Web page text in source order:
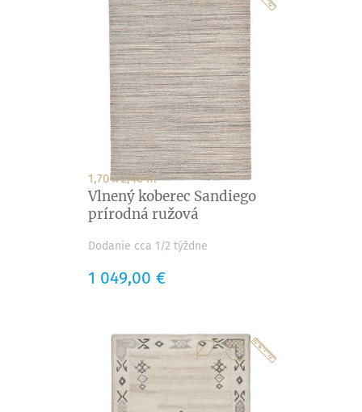
1,70 x 2,40 m
Vlnený koberec Sandiego
prírodná ružová
Dodanie cca 1/2 týždne
Cena
1 049,00 €